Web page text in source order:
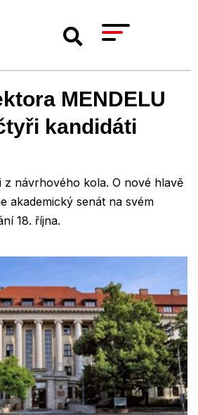
MENDELU
kandidáti
z návrhového kola. O nové hlavě
akademický senát na svém
18. října.